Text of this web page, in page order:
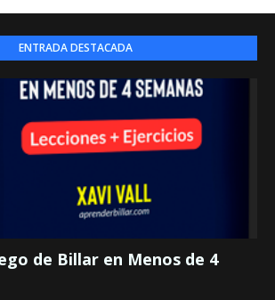
ENTRADA DESTACADA
de Billar en Menos de 4